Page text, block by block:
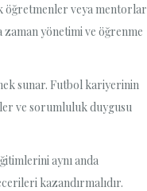
öğretmenler veya mentorlar
yönetimi ve öğrenme
sunar. Futbol kariyerinin
ve sorumluluk duygusu
aynı anda
kazandırmalıdır.